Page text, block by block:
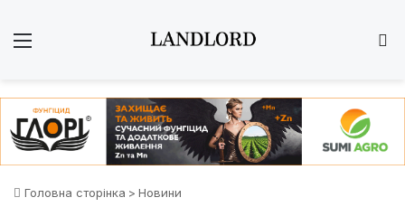
Головна сторінка > Новини